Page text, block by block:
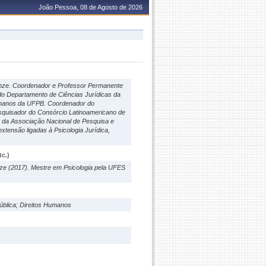
João Pessoa, 08 de Agosto de 2026
Coordenador e Professor Permanente
Departamento de Ciências Jurídicas da
da UFPB. Coordenador do
do Consórcio Latinoamericano de
Associação Nacional de Pesquisa e
ligadas à Psicologia Jurídica,
(2017). Mestre em Psicologia pela UFES
Direitos Humanos